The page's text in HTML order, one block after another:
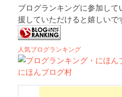
ブログランキングに参加し
援していただけると嬉しいで
人気ブログランキング
にほんブログ村